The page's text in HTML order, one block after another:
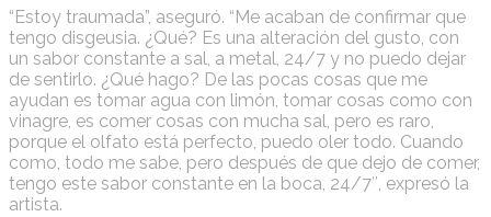
“Estoy traumada”, aseguró. “Me acaban de confirmar que
tengo disgeusia. ¿Qué? Es una alteración del gusto, con
un sabor constante a sal, a metal, 24/7 y no puedo dejar
de sentirlo. ¿Qué hago? De las pocas cosas que me
ayudan es tomar agua con limón, tomar cosas como con
vinagre, es comer cosas con mucha sal, pero es raro,
porque el olfato está perfecto, puedo oler todo. Cuando
como, todo me sabe, pero después de que dejo de comer,
tengo este sabor constante en la boca, 24/7″, expresó la
artista.